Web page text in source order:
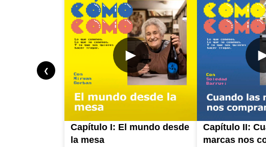
❮
►
Capítulo I: El mundo desde
la mesa
Capítulo II:
marcas nos